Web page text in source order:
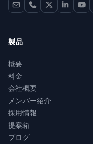
contactphone
x linkedin
製品
概要
料金
会社概要
メンバー紹介
採用情報
提案箱
ブログ